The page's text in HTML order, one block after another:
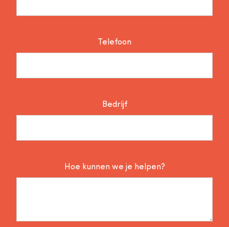
Telefoon
Bedrijf
Hoe kunnen we je helpen?